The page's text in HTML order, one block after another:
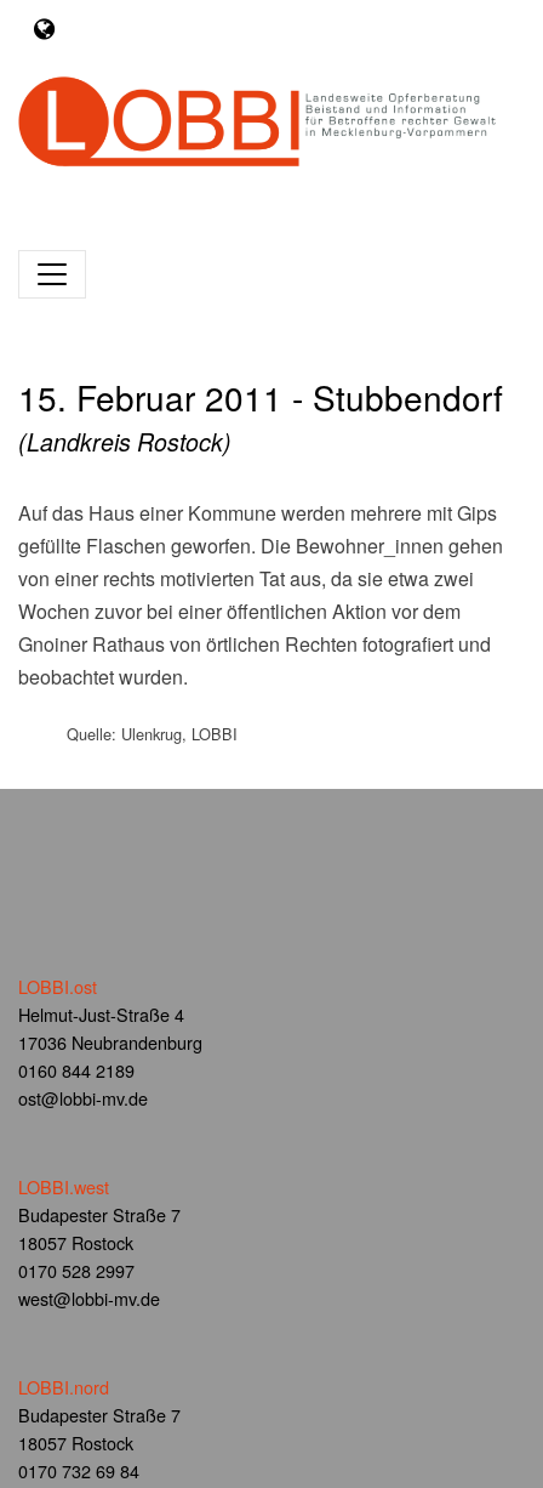
15. Februar 2011 - Stubbendorf
(Landkreis Rostock)
Auf das Haus einer Kommune werden mehrere mit Gips
gefüllte Flaschen geworfen. Die Bewohner_innen gehen
von einer rechts motivierten Tat aus, da sie etwa zwei
Wochen zuvor bei einer öffentlichen Aktion vor dem
Gnoiner Rathaus von örtlichen Rechten fotografiert und
beobachtet wurden.
Quelle: Ulenkrug, LOBBI
LOBBI.ost
Helmut-Just-Straße 4
17036 Neubrandenburg
0160 844 2189
ost@lobbi-mv.de
LOBBI.west
Budapester Straße 7
18057 Rostock
0170 528 2997
west@lobbi-mv.de
LOBBI.nord
Budapester Straße 7
18057 Rostock
0170 732 69 84